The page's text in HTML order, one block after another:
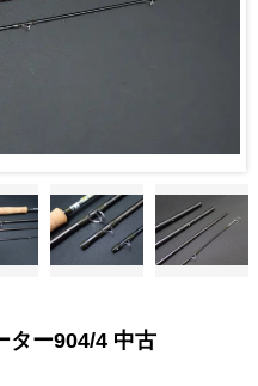
ター904/4 中古